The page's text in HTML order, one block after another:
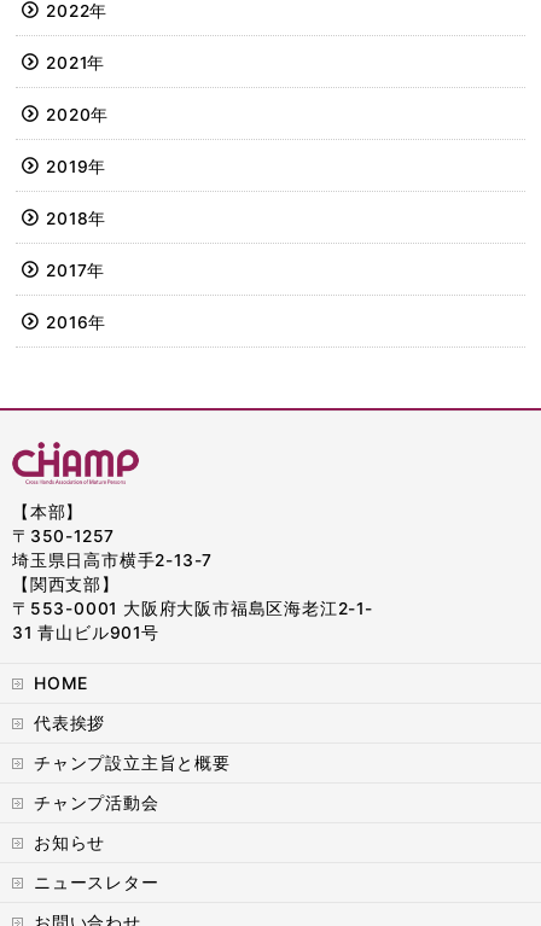
2022年
2021年
2020年
2019年
2018年
2017年
2016年
【本部】
〒350-1257
埼玉県日高市横手2-13-7
【関西支部】
〒553-0001 大阪府大阪市福島区海老江2-1-
31 青山ビル901号
HOME
代表挨拶
チャンプ設立主旨と概要
チャンプ活動会
お知らせ
ニュースレター